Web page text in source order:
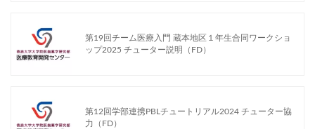
第19回チーム医療入門 蔵本地区１年生合同ワークショ
ップ2025 チューター説明（FD）
第12回学部連携PBLチュートリアル2024 チューター協
力（FD）